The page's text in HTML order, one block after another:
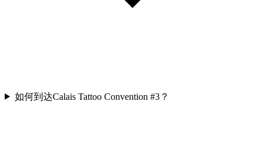
如何到达Calais Tattoo Convention #3？